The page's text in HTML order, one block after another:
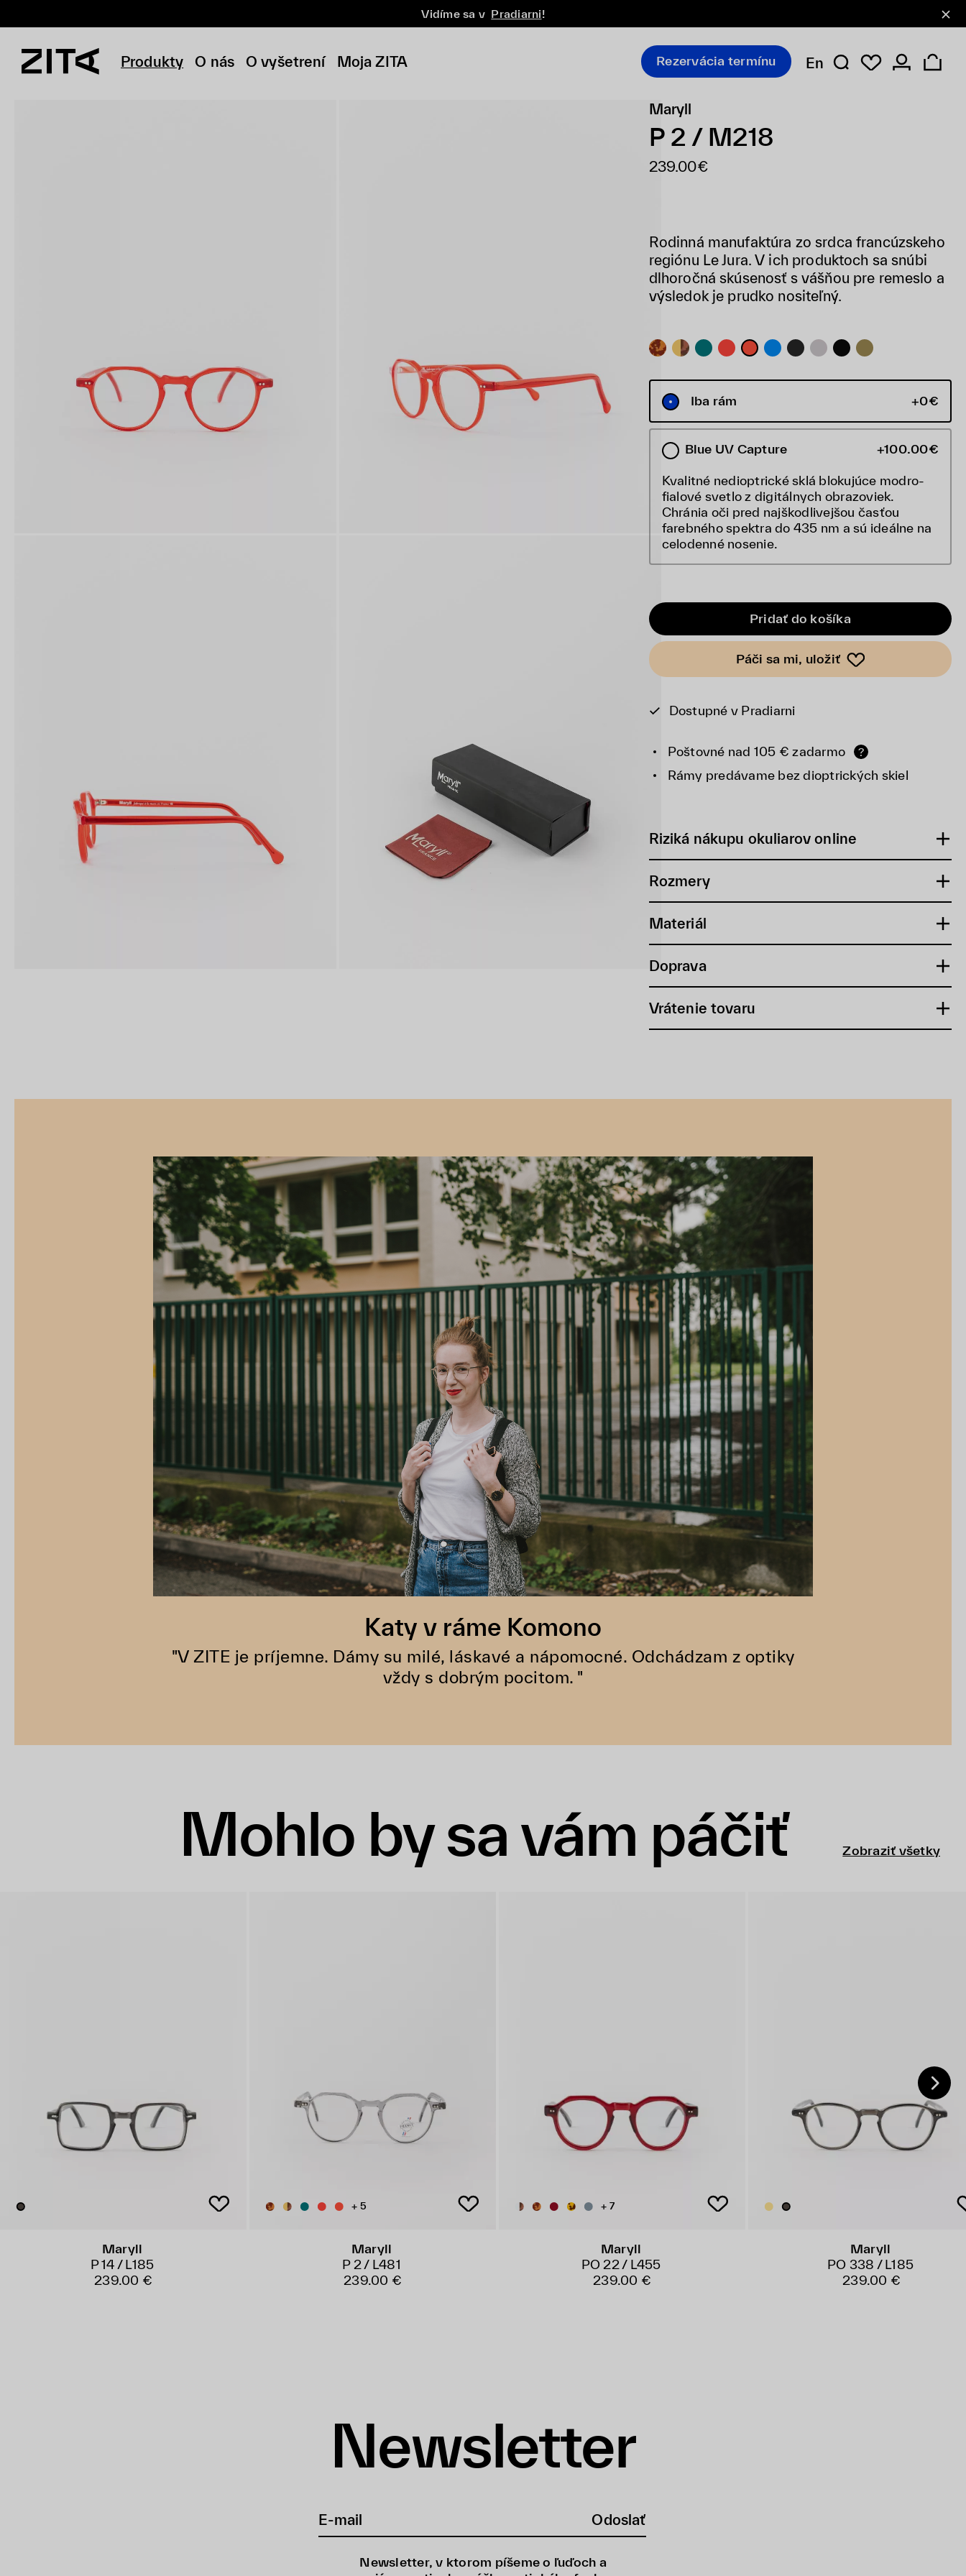
Vidíme sa v Pradiarni!
Produkty O nás O vyšetrení Moja ZITA Rezervácia termínu En
Maryll
P 2 / M218
239.00€
Rodinná manufaktúra zo srdca francúzskeho
regiónu Le Jura. V ich produktoch sa snúbi
dlhoročná skúsenosť s vášňou pre remeslo a
výsledok je prudko nositeľný.
Iba rám +0€
Blue UV Capture +100.00€
Kvalitné nedioptrické sklá blokujúce modro-
fialové svetlo z digitálnych obrazoviek.
Chránia oči pred najškodlivejšou časťou
farebného spektra do 435 nm a sú ideálne na
celodenné nosenie.
Pridať do košíka
Páči sa mi, uložiť
Dostupné v Pradiarni
Poštovné nad 105 € zadarmo ?
Rámy predávame bez dioptrických skiel
Riziká nákupu okuliarov online
Rozmery
Materiál
Doprava
Vrátenie tovaru
Katy v ráme Komono
"V ZITE je príjemne. Dámy su milé, láskavé a nápomocné. Odchádzam z optiky
vždy s dobrým pocitom. "
Mohlo by sa vám páčiť Zobraziť všetky
Maryll
P 14 / L185
239.00 €
+ 5
Maryll
P 2 / L481
239.00 €
+ 7
Maryll
PO 22 / L455
239.00 €
Maryll
PO 338 / L185
239.00 €
Newsletter
Odoslať
Newsletter, v ktorom píšeme o ľuďoch a